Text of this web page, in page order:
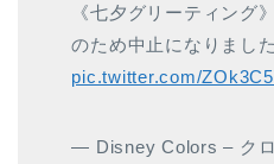
《七夕グリーティング
のため中止になりました
pic.twitter.com/
— Disney Colors – ク